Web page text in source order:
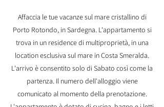
Affaccia le tue vacanze sul mare cristallino di
Porto Rotondo, in Sardegna. L'appartamento si
trova in un residence di multiproprietà, in una
location esclusiva sul mare in Costa Smeralda.
L'arrivo è consentito solo di Sabato così come la
partenza. Il numero dell'alloggio viene
comunicato al momento della prenotazione.